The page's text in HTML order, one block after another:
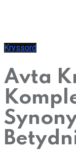
Kryssord
Avta